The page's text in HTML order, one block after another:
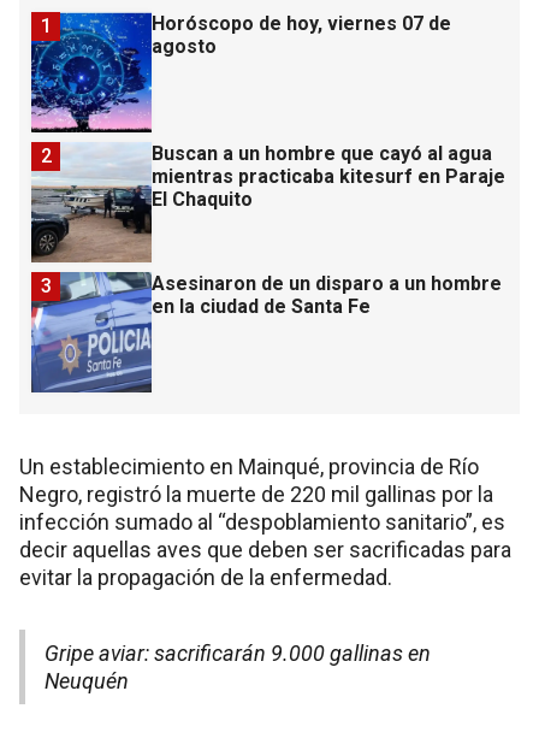
Horóscopo de hoy, viernes 07 de
agosto
1
Buscan a un hombre que cayó al agua
mientras practicaba kitesurf en Paraje
El Chaquito
2
Asesinaron de un disparo a un hombre
en la ciudad de Santa Fe
3
Un establecimiento en Mainqué, provincia de Río
Negro, registró la muerte de 220 mil gallinas por la
infección sumado al “despoblamiento sanitario”, es
decir aquellas aves que deben ser sacrificadas para
evitar la propagación de la enfermedad.
Gripe aviar: sacrificarán 9.000 gallinas en
Neuquén